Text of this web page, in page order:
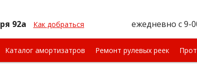
Каталог амортизатров Ремонт рулевых реек
92а Как добраться ежедневно с 9-